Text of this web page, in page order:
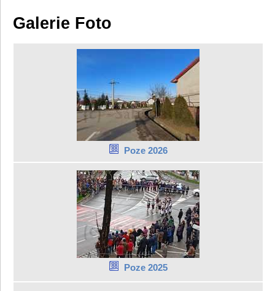
Galerie Foto
Poze 2026
Poze 2025